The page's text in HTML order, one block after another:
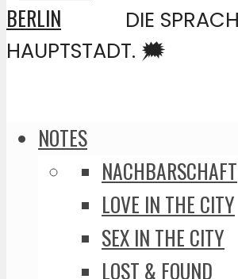
DIE
HAUPTSTADT. 🗯️
NOTES
NACHBARSCHAFT
LOVE IN THE CITY
SEX IN THE CITY
LOST & FOUND